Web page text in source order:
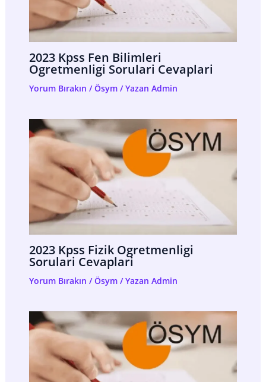
2023 Kpss Fen Bilimleri
Ogretmenligi Sorulari Cevaplari
Yorum Bırakın /Ösym/ Yazan Admin
2023 Kpss Fizik Ogretmenligi
Sorulari Cevaplari
Yorum Bırakın /Ösym/ Yazan Admin